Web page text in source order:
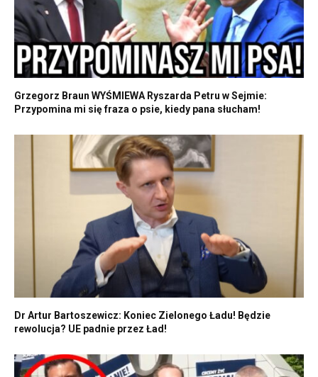
Grzegorz Braun WYŚMIEWA Ryszarda Petru w Sejmie:
Przypomina mi się fraza o psie, kiedy pana słucham!
Dr Artur Bartoszewicz: Koniec Zielonego Ładu! Będzie
rewolucja? UE padnie przez Ład!